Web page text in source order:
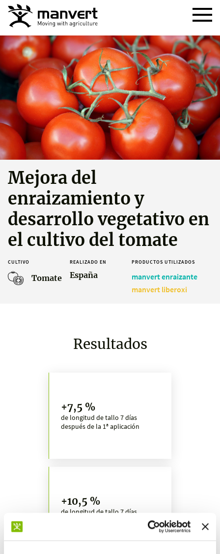
Mejora del
enraizamiento y
desarrollo vegetativo en
el cultivo del tomate
CULTIVO
Tomate
REALIZADO EN
España
PRODUCTOS UTILIZADOS
manvert enraizante
manvert liberoxi
Resultados
+7,5 %
de longitud de tallo 7 días
después de la 1ª aplicación
+10,5 %
de longitud de tallo 7 días